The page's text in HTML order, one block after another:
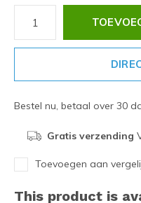
Bestel nu, betaal over 30
Gratis verzending
Toevoegen aan
This product is